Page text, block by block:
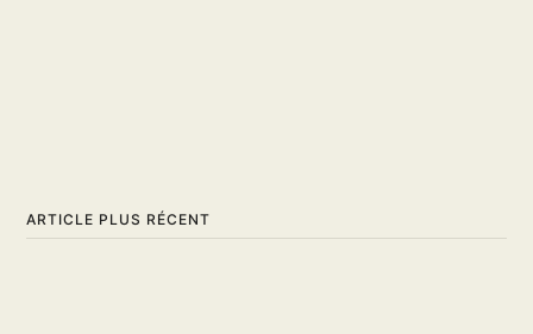
ARTICLE PLUS RÉCENT